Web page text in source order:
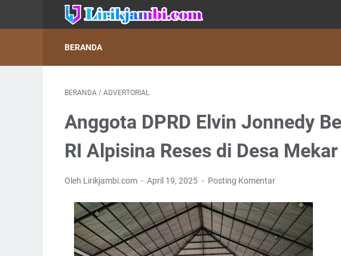
BERANDA
BERANDA / ADVERTORIAL
Anggota DPRD Elvin Jonnedy
RI Alpisina Reses di Desa
Oleh Lirikjambi.com April 19, 2025 Posting Komentar